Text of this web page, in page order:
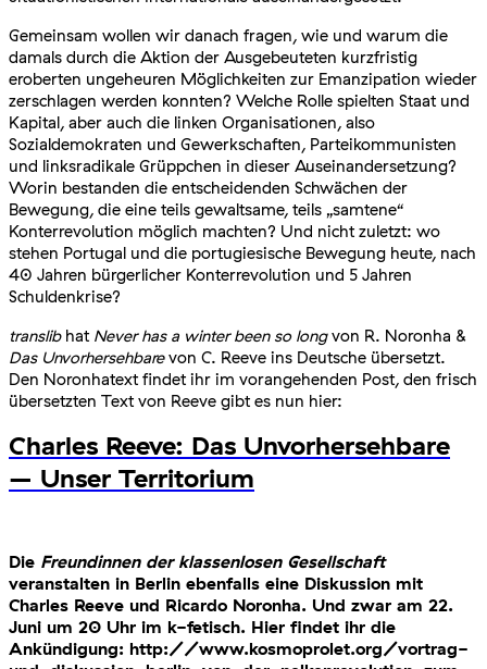
Gemeinsam wollen wir danach fragen, wie und warum die
damals durch die Aktion der Ausgebeuteten kurzfristig
eroberten ungeheuren Möglichkeiten zur Emanzipation wieder
zerschlagen werden konnten? Welche Rolle spielten Staat und
Kapital, aber auch die linken Organisationen, also
Sozialdemokraten und Gewerkschaften, Parteikommunisten
und linksradikale Grüppchen in dieser Auseinandersetzung?
Worin bestanden die entscheidenden Schwächen der
Bewegung, die eine teils gewaltsame, teils „samtene“
Konterrevolution möglich machten? Und nicht zuletzt: wo
stehen Portugal und die portugiesische Bewegung heute, nach
40 Jahren bürgerlicher Konterrevolution und 5 Jahren
Schuldenkrise?
translibhat Never has a winter been so longvon R. Noronha &
Das Unvorhersehbarevon C. Reeve ins Deutsche übersetzt.
Den Noronhatext findet ihr im vorangehenden Post, den frisch
übersetzten Text von Reeve gibt es nun hier:
Charles Reeve: Das Unvorhersehbare
– Unser Territorium
Die Freundinnen der klassenlosen Gesellschaft
veranstalten in Berlin ebenfalls eine Diskussion mit
Charles Reeve und Ricardo Noronha. Und zwar am 22.
Juni um 20 Uhr im k-fetisch. Hier findet ihr die
Ankündigung: http://www.kosmoprolet.org/vortrag-